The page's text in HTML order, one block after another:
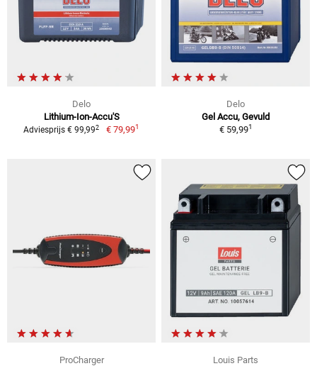
Delo
Lithium-Ion-Accu'S
Adviesprijs € 99,992 € 79,991
Delo
Gel Accu, Gevuld
€ 59,991
ProCharger
Louis Parts